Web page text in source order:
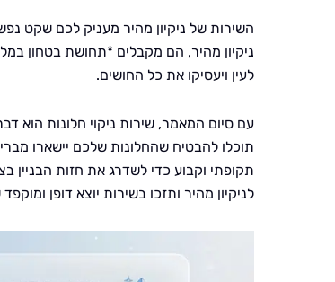
השירות של ניקיון מהיר מעניק לכם שקט
ניקיון מהיר, הם מקבלים *תחושת בטחון
לעין ויעסיקו את כל החושים.
עם סיום המאמר, שירות ניקוי חלונות הוא
תוכלו להבטיח שהחלונות שלכם יישארו
תקופתי וקבוע כדי לשדרג את חזות הבניין
לניקיון מהיר ותזכו בשירות יוצא דופן